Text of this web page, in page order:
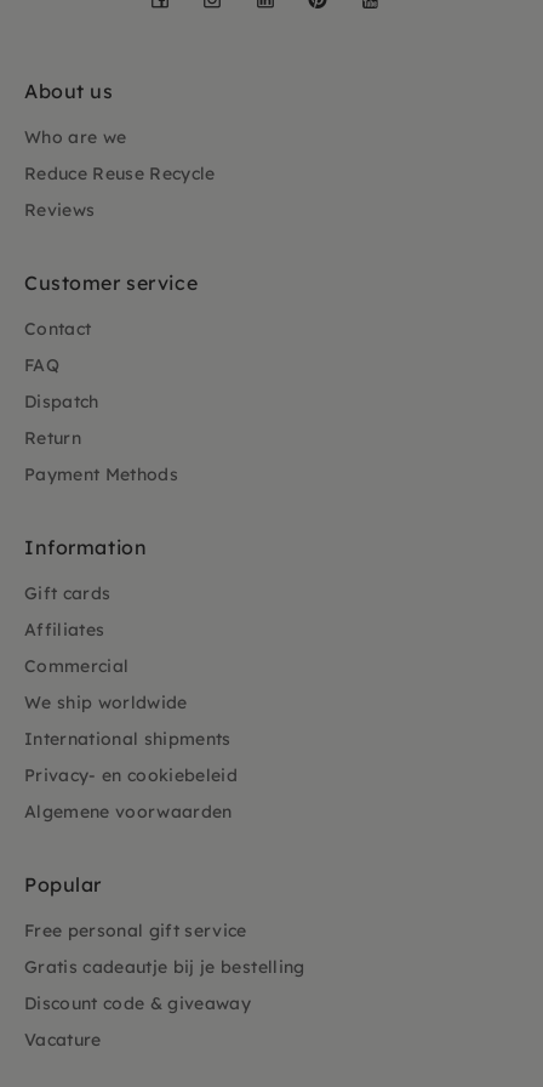
About us
Who are we
Reduce Reuse Recycle
Reviews
Customer service
Contact
FAQ
Dispatch
Return
Payment Methods
Information
Gift cards
Affiliates
Commercial
We ship worldwide
International shipments
Privacy- en cookiebeleid
Algemene voorwaarden
Popular
Free personal gift service
Gratis cadeautje bij je bestelling
Discount code & giveaway
Vacature